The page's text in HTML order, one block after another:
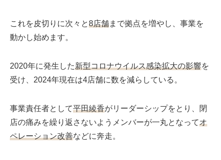
これを皮切りに次々と8店舗まで拠点を増やし、事業を
動かし始めます。
2020年に発生した新型コロナウイルス感染拡大の影響を
受け、2024年現在は4店舗に数を減らしている。
事業責任者として平田綾香がリーダーシップをとり、閉
店の痛みを繰り返さないようメンバーが一丸となってオ
ペレーション改善などに奔走。